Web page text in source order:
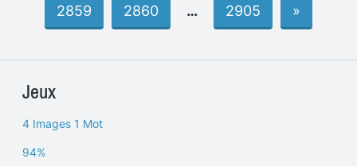
2859 2860 … 2905 »
Jeux
4 Images 1 Mot
94%